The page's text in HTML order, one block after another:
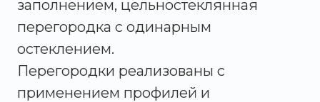
заполнением, цельностеклянная
перегородка с одинарным
остеклением.
Перегородки реализованы с
применением профилей и